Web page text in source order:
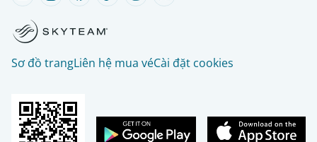
Sơ đồ trangLiên hệ mua véCài đặt cookies